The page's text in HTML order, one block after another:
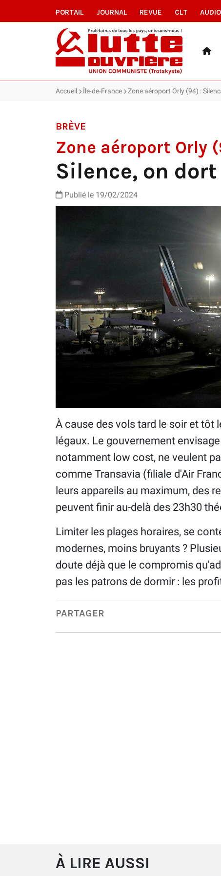
PORTAIL JOURNAL REVUE CLT
Accueil Île-de-France Zone aéroport Orly (94) :
BRÈVE
Zone aéroport Orly
Silence, on dort
Publié le 19/02/2024
À cause des vols tard le soir et tôt
légaux. Le gouvernement
notamment low cost, ne veulent
comme Transavia (filiale d'Air
leurs appareils au maximum, des
peuvent finir au-delà des 23h30
Limiter les plages horaires, se
modernes, moins bruyants ?
doute déjà que le compromis
pas les patrons de dormir : les
PARTAGER
À LIRE AUSSI